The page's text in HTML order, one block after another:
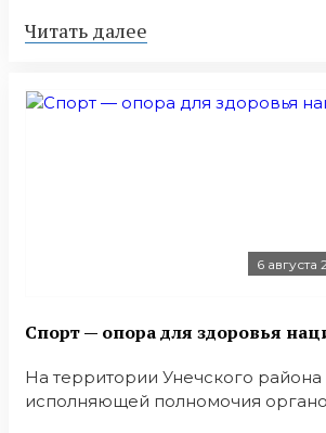
Читать далее
6 августа
Спорт — опора для здоровья
На территории Унечского района
исполняющей полномочия